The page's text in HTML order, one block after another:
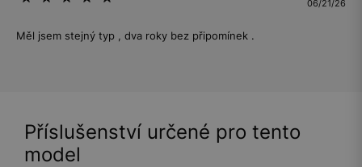
06/21/26
Měl jsem stejný typ , dva roky bez připomínek .
Příslušenství určené pro tento
model